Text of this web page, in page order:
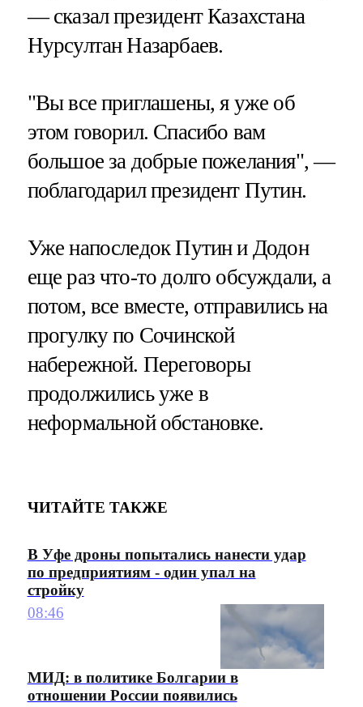
— сказал президент Казахстана
Нурсултан Назарбаев.
"Вы все приглашены, я уже об
этом говорил. Спасибо вам
большое за добрые пожелания", —
поблагодарил президент Путин.
Уже напоследок Путин и Додон
еще раз что-то долго обсуждали, а
потом, все вместе, отправились на
прогулку по Сочинской
набережной. Переговоры
продолжились уже в
неформальной обстановке.
ЧИТАЙТЕ ТАКЖЕ
В Уфе дроны попытались нанести удар
по предприятиям - один упал на
стройку
08:46
МИД: в политике Болгарии в
отношении России появились